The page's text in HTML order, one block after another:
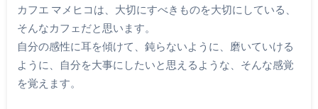
カフエ マメヒコは、大切にすべきものを大切にしている、
そんなカフェだと思います。
自分の感性に耳を傾けて、鈍らないように、磨いていける
ように、自分を大事にしたいと思えるような、そんな感覚
を覚えます。